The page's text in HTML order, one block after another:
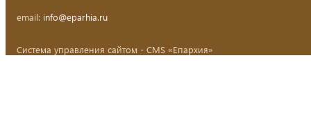
email: info@eparhia.ru
Система управления сайтом - CMS «Епархия»